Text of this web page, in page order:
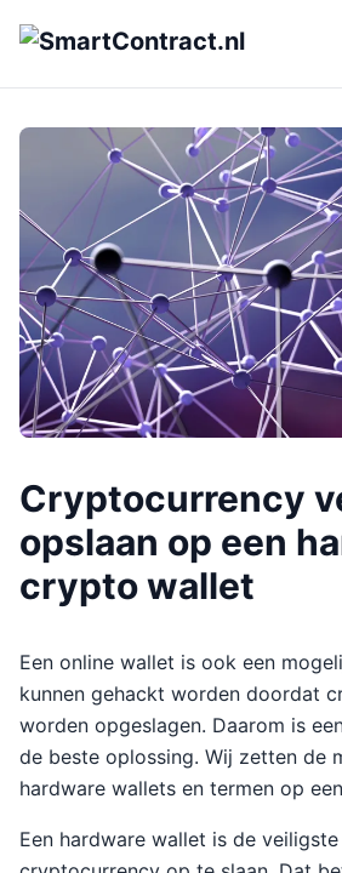
Cryptocurrency
opslaan op een
crypto wallet
Een online wallet is ook een
kunnen gehackt worden doordat
worden opgeslagen. Daarom is
de beste oplossing. Wij zetten de
hardware wallets en termen op
Een hardware wallet is de